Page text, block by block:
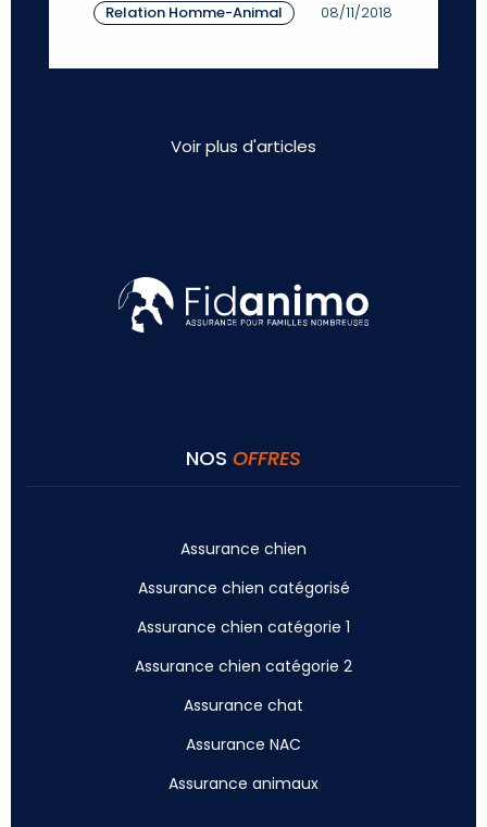
Relation Homme-Animal 08/11/2018
Voir plus d'articles
NOS OFFRES
Assurance chien
Assurance chien catégorisé
Assurance chien catégorie 1
Assurance chien catégorie 2
Assurance chat
Assurance NAC
Assurance animaux